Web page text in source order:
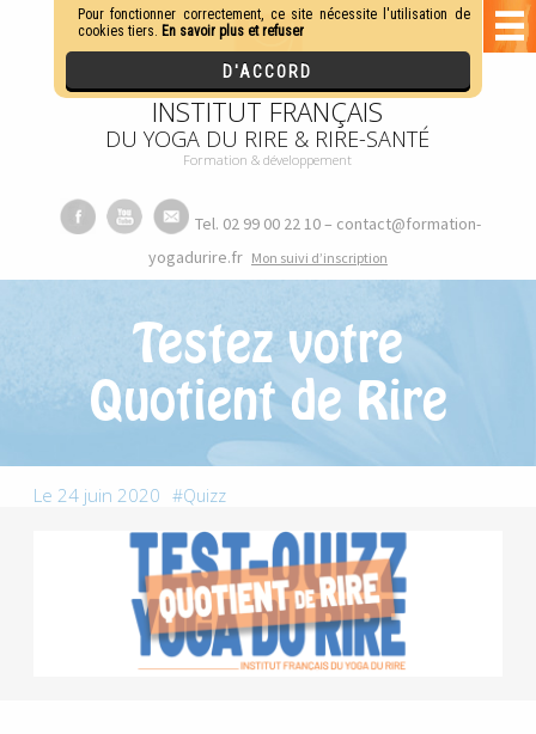
INSTITUT FRANÇAIS
DU YOGA DU RIRE & RIRE-SANTÉ
Formation & développement
Tel. 02 99 00 22 10 – contact@formation-
yogadurire.fr Mon suivi d’inscription
Testez votre
Quotient de Rire
Le 24 juin 2020 Quizz